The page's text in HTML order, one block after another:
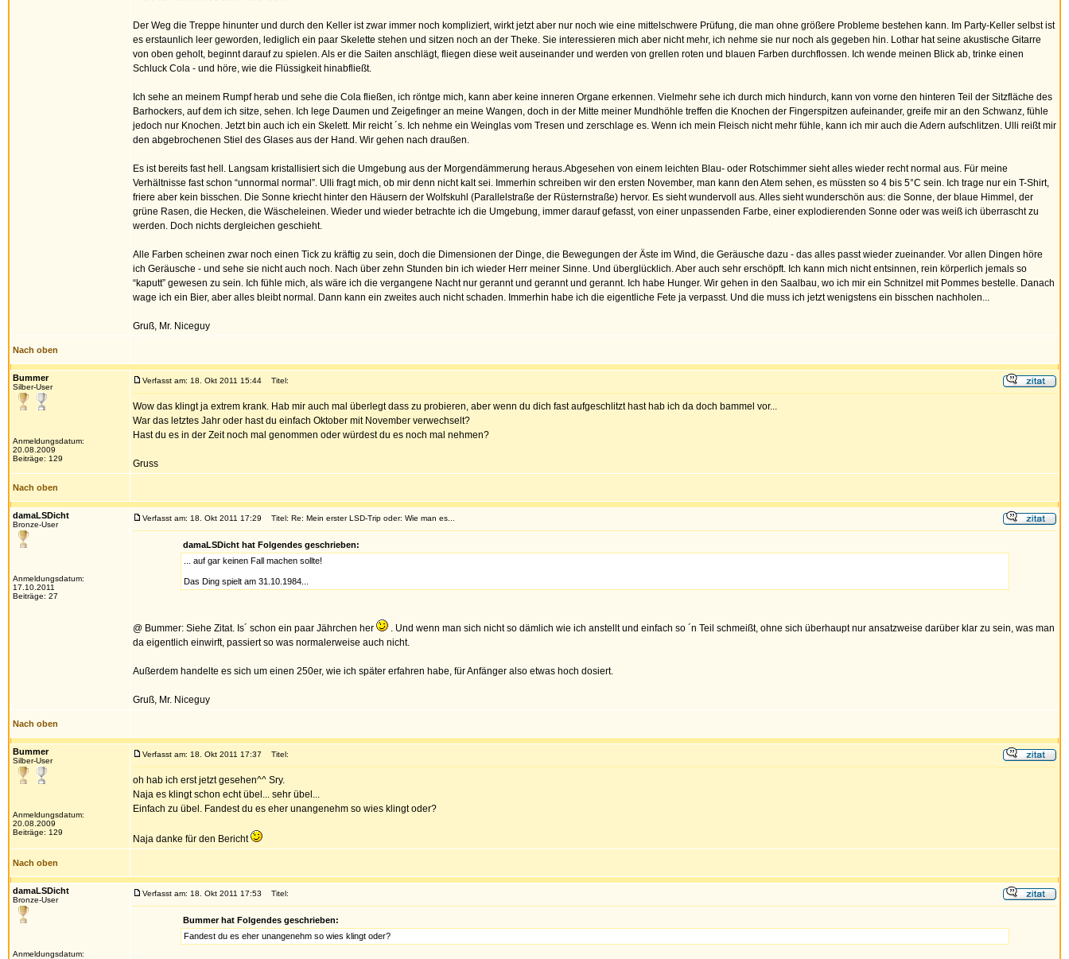
Der Weg die Treppe hinunter und durch den Keller ist zwar immer noch kompliziert, wirkt jetzt aber nur noch wie eine mittelschwere Prüfung, die man ohne größere Probleme bestehen kann. Im Party-Keller selbst ist
es erstaunlich leer geworden, lediglich ein paar Skelette stehen und sitzen noch an der Theke. Sie interessieren mich aber nicht mehr, ich nehme sie nur noch als gegeben hin. Lothar hat seine akustische Gitarre
von oben geholt, beginnt darauf zu spielen. Als er die Saiten anschlägt, fliegen diese weit auseinander und werden von grellen roten und blauen Farben durchflossen. Ich wende meinen Blick ab, trinke einen
Schluck Cola - und höre, wie die Flüssigkeit hinabfließt.
Ich sehe an meinem Rumpf herab und sehe die Cola fließen, ich röntge mich, kann aber keine inneren Organe erkennen. Vielmehr sehe ich durch mich hindurch, kann von vorne den hinteren Teil der Sitzfläche des
Barhockers, auf dem ich sitze, sehen. Ich lege Daumen und Zeigefinger an meine Wangen, doch in der Mitte meiner Mundhöhle treffen die Knochen der Fingerspitzen aufeinander, greife mir an den Schwanz, fühle
jedoch nur Knochen. Jetzt bin auch ich ein Skelett. Mir reicht ´s. Ich nehme ein Weinglas vom Tresen und zerschlage es. Wenn ich mein Fleisch nicht mehr fühle, kann ich mir auch die Adern aufschlitzen. Ulli reißt mir
den abgebrochenen Stiel des Glases aus der Hand. Wir gehen nach draußen.
Es ist bereits fast hell. Langsam kristallisiert sich die Umgebung aus der Morgendämmerung heraus.Abgesehen von einem leichten Blau- oder Rotschimmer sieht alles wieder recht normal aus. Für meine
Verhältnisse fast schon “unnormal normal”. Ulli fragt mich, ob mir denn nicht kalt sei. Immerhin schreiben wir den ersten November, man kann den Atem sehen, es müssten so 4 bis 5°C sein. Ich trage nur ein T-Shirt,
friere aber kein bisschen. Die Sonne kriecht hinter den Häusern der Wolfskuhl (Parallelstraße der Rüsternstraße) hervor. Es sieht wundervoll aus. Alles sieht wunderschön aus: die Sonne, der blaue Himmel, der
grüne Rasen, die Hecken, die Wäscheleinen. Wieder und wieder betrachte ich die Umgebung, immer darauf gefasst, von einer unpassenden Farbe, einer explodierenden Sonne oder was weiß ich überrascht zu
werden. Doch nichts dergleichen geschieht.
Alle Farben scheinen zwar noch einen Tick zu kräftig zu sein, doch die Dimensionen der Dinge, die Bewegungen der Äste im Wind, die Geräusche dazu - das alles passt wieder zueinander. Vor allen Dingen höre
ich Geräusche - und sehe sie nicht auch noch. Nach über zehn Stunden bin ich wieder Herr meiner Sinne. Und überglücklich. Aber auch sehr erschöpft. Ich kann mich nicht entsinnen, rein körperlich jemals so
“kaputt” gewesen zu sein. Ich fühle mich, als wäre ich die vergangene Nacht nur gerannt und gerannt und gerannt. Ich habe Hunger. Wir gehen in den Saalbau, wo ich mir ein Schnitzel mit Pommes bestelle. Danach
wage ich ein Bier, aber alles bleibt normal. Dann kann ein zweites auch nicht schaden. Immerhin habe ich die eigentliche Fete ja verpasst. Und die muss ich jetzt wenigstens ein bisschen nachholen...
Gruß, Mr. Niceguy
Nach oben
Bummer
Silber-User
Anmeldungsdatum:
20.08.2009
Beiträge: 129
Verfasst am: 18. Okt 2011 15:44 Titel:
Wow das klingt ja extrem krank. Hab mir auch mal überlegt dass zu probieren, aber wenn du dich fast aufgeschlitzt hast hab ich da doch bammel vor...
War das letztes Jahr oder hast du einfach Oktober mit November verwechselt?
Hast du es in der Zeit noch mal genommen oder würdest du es noch mal nehmen?
Gruss
Nach oben
damaLSDicht
Bronze-User
Anmeldungsdatum:
17.10.2011
Beiträge: 27
Verfasst am: 18. Okt 2011 17:29 Titel: Re: Mein erster LSD-Trip oder: Wie man es...
damaLSDicht hat Folgendes geschrieben:
... auf gar keinen Fall machen sollte!
Das Ding spielt am 31.10.1984...
@ Bummer: Siehe Zitat. Is´ schon ein paar Jährchen her
. Und wenn man sich nicht so dämlich wie ich anstellt und einfach so ´n Teil schmeißt, ohne sich überhaupt nur ansatzweise darüber klar zu sein, was man
da eigentlich einwirft, passiert so was normalerweise auch nicht.
Außerdem handelte es sich um einen 250er, wie ich später erfahren habe, für Anfänger also etwas hoch dosiert.
Gruß, Mr. Niceguy
Nach oben
Bummer
Silber-User
Anmeldungsdatum:
20.08.2009
Beiträge: 129
Verfasst am: 18. Okt 2011 17:37 Titel:
oh hab ich erst jetzt gesehen^^ Sry.
Naja es klingt schon echt übel... sehr übel...
Einfach zu übel. Fandest du es eher unangenehm so wies klingt oder?
Naja danke für den Bericht
Nach oben
damaLSDicht
Bronze-User
Anmeldungsdatum:
Verfasst am: 18. Okt 2011 17:53 Titel:
Bummer hat Folgendes geschrieben:
Fandest du es eher unangenehm so wies klingt oder?